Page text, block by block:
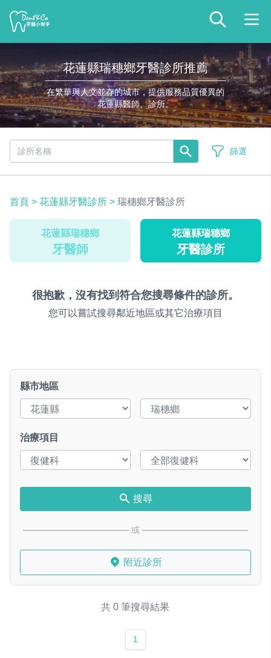
花蓮縣瑞穗鄉牙醫診所推薦
在繁華與人文並存的城市，提供服務品質優異的
花蓮縣醫師、診所。
篩選
首頁 > 花蓮縣牙醫診所 > 瑞穗鄉牙醫診所
花蓮縣瑞穗鄉
牙醫師
花蓮縣瑞穗鄉
牙醫診所
很抱歉，沒有找到符合您搜尋條件的診所。
您可以嘗試搜尋鄰近地區或其它治療項目
縣市地區
治療項目
搜尋
或
附近診所
共 0 筆搜尋結果
1